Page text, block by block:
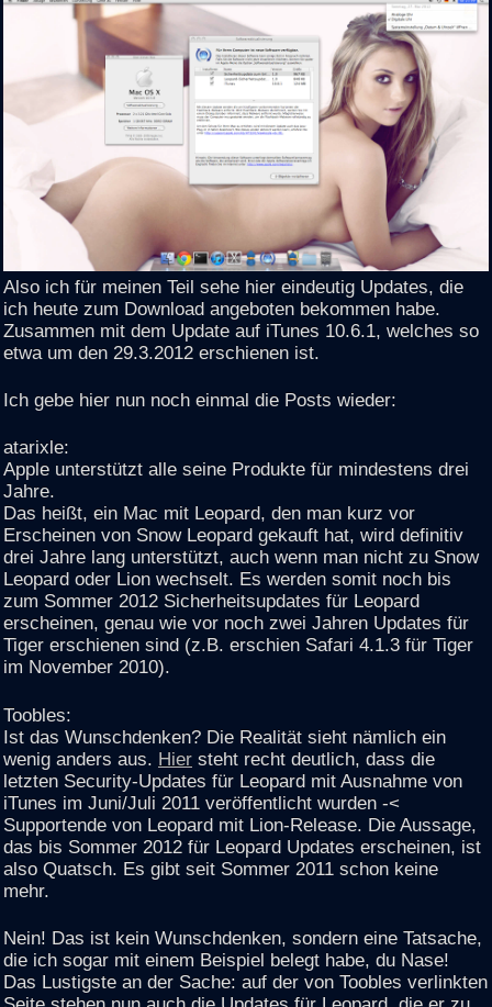
Also ich für meinen Teil sehe hier eindeutig Updates, die
ich heute zum Download angeboten bekommen habe.
Zusammen mit dem Update auf iTunes 10.6.1, welches so
etwa um den 29.3.2012 erschienen ist.
Ich gebe hier nun noch einmal die Posts wieder:
atarixle:
Apple unterstützt alle seine Produkte für mindestens drei
Jahre.
Das heißt, ein Mac mit Leopard, den man kurz vor
Erscheinen von Snow Leopard gekauft hat, wird definitiv
drei Jahre lang unterstützt, auch wenn man nicht zu Snow
Leopard oder Lion wechselt. Es werden somit noch bis
zum Sommer 2012 Sicherheitsupdates für Leopard
erscheinen, genau wie vor noch zwei Jahren Updates für
Tiger erschienen sind (z.B. erschien Safari 4.1.3 für Tiger
im November 2010).
Toobles:
Ist das Wunschdenken? Die Realität sieht nämlich ein
wenig anders aus. Hier steht recht deutlich, dass die
letzten Security-Updates für Leopard mit Ausnahme von
iTunes im Juni/Juli 2011 veröffentlicht wurden -<
Supportende von Leopard mit Lion-Release. Die Aussage,
das bis Sommer 2012 für Leopard Updates erscheinen, ist
also Quatsch. Es gibt seit Sommer 2011 schon keine
mehr.
Nein! Das ist kein Wunschdenken, sondern eine Tatsache,
die ich sogar mit einem Beispiel belegt habe, du Nase!
Das Lustigste an der Sache: auf der von Toobles verlinkten